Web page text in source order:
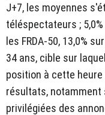
J+7, les moyennes
téléspectateurs ;
les FRDA-50, 13,0%
34 ans, cible sur
position à cette
résultats,
privilégiées des